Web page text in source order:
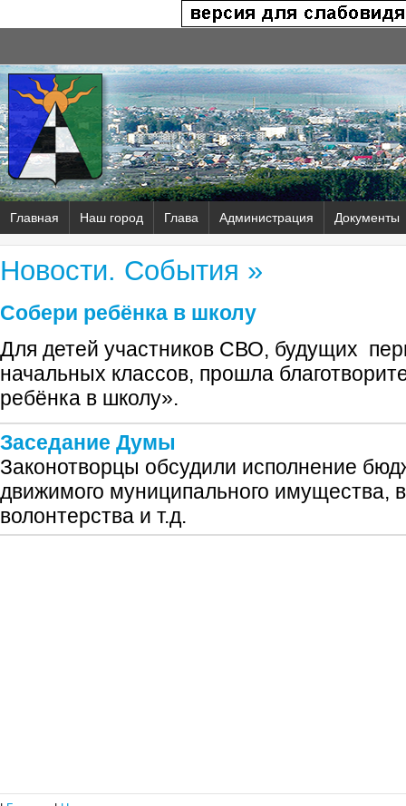
Главная Наш город Глава Администрация Документы
Новости. События »
Собери ребёнка в школу
Для детей участников СВО, будущих
начальных классов, прошла
ребёнка в школу».
Заседание Думы
Законотворцы обсудили исполнение
движимого муниципального имущества,
волонтерства и т.д.